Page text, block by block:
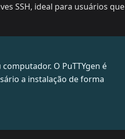
SSH, ideal para usuários que
O PuTTYgen é
a instalação de forma